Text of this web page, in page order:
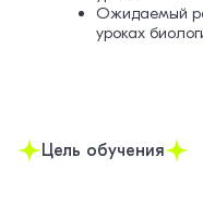
Ожидаемый
уроках
Цель обучения